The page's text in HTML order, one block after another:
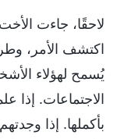
لاحقًا، جاءت
اكتشف الأمر،
يُسمح لهؤلاء
الاجتماعات. إذا
بأكملها. إذا